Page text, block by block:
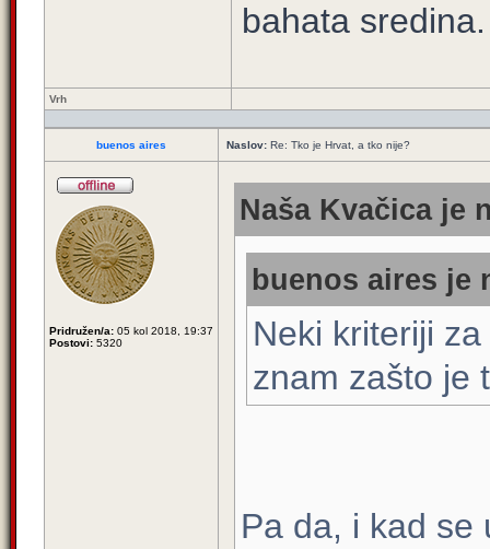
bahata sredina.
Vrh
buenos aires Naslov: Re: Tko je Hrvat, a tko nije?
Pridružen/a: 05 kol 2018, 19:37
Postovi: 5320
Naša Kvačica je
buenos aires je
Neki kriteriji
znam zašto je
Pa da, i kad se